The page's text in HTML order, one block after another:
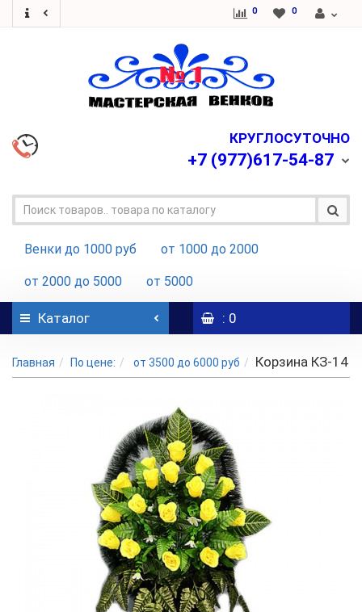
0 0
КРУГЛОСУТОЧНО
+7 (977)617-54-87
Венки до 1000 руб от 1000 до 2000
от 2000 до 5000 от 5000
Каталог : 0
Главная По цене: от 3500 до 6000 руб Корзина КЗ-14